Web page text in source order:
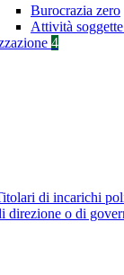
Burocrazia zero
Attività
4
di incarichi
direzione o di